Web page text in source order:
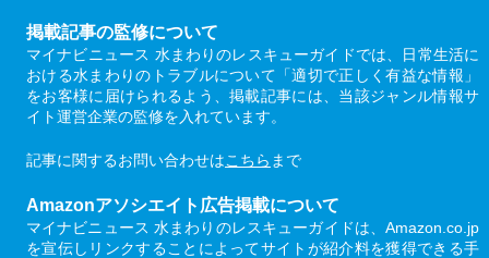
掲載記事の監修について
マイナビニュース 水まわりのレスキューガイドでは、日常生活に
おける水まわりのトラブルについて「適切で正しく有益な情報」
をお客様に届けられるよう、掲載記事には、当該ジャンル情報サ
イト運営企業の監修を入れています。
記事に関するお問い合わせはこちら まで
Amazonアソシエイト広告掲載について
マイナビニュース 水まわりのレスキューガイドは、Amazon.co.jp
を宣伝しリンクすることによってサイトが紹介料を獲得できる手